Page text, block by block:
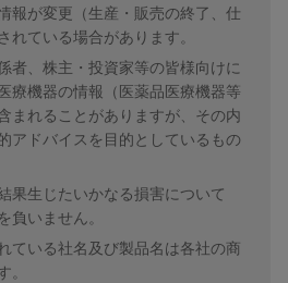
報が変更（生産・販売の終了、仕
れている場合があります。
者、株主・投資家等の皆様向けに
療機器の情報（医薬品医療機器等
まれることがありますが、その内
アドバイスを目的としているもの
果生じたいかなる損害について
負いません。
ている社名及び製品名は各社の商